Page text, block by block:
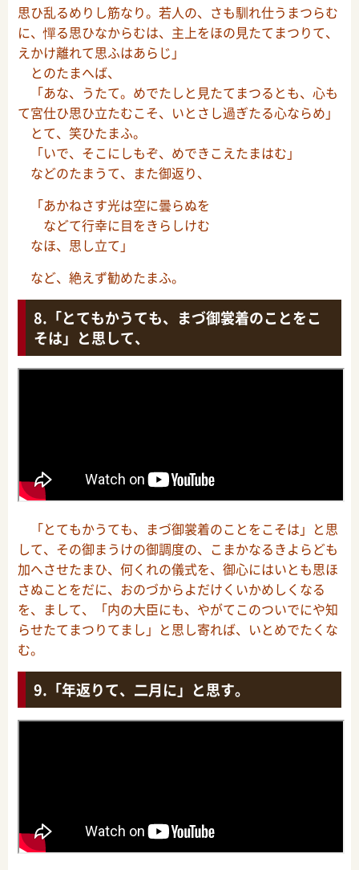
思ひ乱るめりし筋なり。若人の、さも馴れ仕うまつらむ
に、憚る思ひなからむは、主上をほの見たてまつりて、
えかけ離れて思ふはあらじ」
とのたまへば、
「あな、うたて。めでたしと見たてまつるとも、心も
て宮仕ひ思ひ立たむこそ、いとさし過ぎたる心ならめ」
とて、笑ひたまふ。
「いで、そこにしもぞ、めできこえたまはむ」
などのたまうて、また御返り、
「あかねさす光は空に曇らぬを
などて行幸に目をきらしけむ
なほ、思し立て」
など、絶えず勧めたまふ。
「とてもかうても、まづ御裳着のことをこ
そは」と思して、
「とてもかうても、まづ御裳着のことをこそは」と思
して、その御まうけの御調度の、こまかなるきよらども
加へさせたまひ、何くれの儀式を、御心にはいとも思ほ
さぬことをだに、おのづからよだけくいかめしくなる
を、まして、「内の大臣にも、やがてこのついでにや知
らせたてまつりてまし」と思し寄れば、いとめでたくな
む。
「年返りて、二月に」と思す。